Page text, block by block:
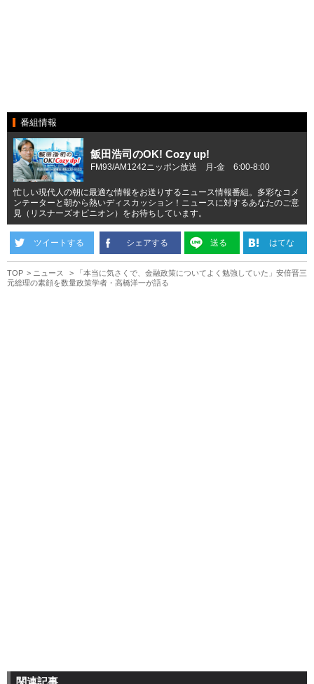
番組情報
飯田浩司のOK! Cozy up!
FM93/AM1242ニッポン放送 月-金 6:00-8:00
忙しい現代人の朝に最適な情報をお送りするニュース情報番組。多彩なコメ
ンテーターと朝から熱いディスカッション！ニュースに対するあなたのご意
見（リスナーズオピニオン）をお待ちしています。
ツイートする シェアする 送る はてな
TOP ニュース
「本当に気さくで、金融政策についてよく勉強していた」安倍晋三
元総理の素顔を数量政策学者・高橋洋一が語る